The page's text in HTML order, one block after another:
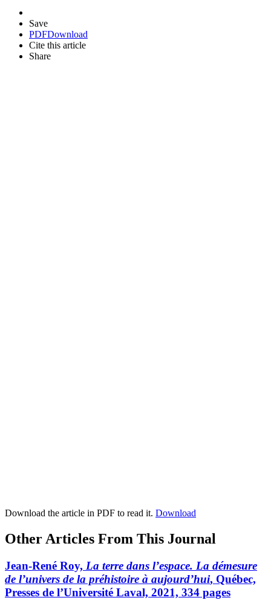
Save
PDFDownload
Cite this article
Share
Download the article in PDF to read it. Download
Other Articles From This Journal
Jean-René Roy, La terre dans l’espace. La démesure
de l’univers de la préhistoire à aujourd’hui, Québec,
Presses de l’Université Laval, 2021, 334 pages